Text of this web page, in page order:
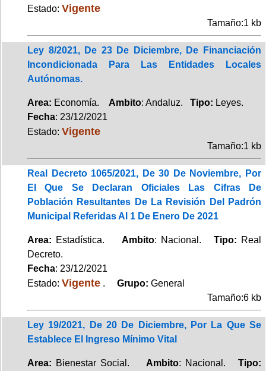
Estado: Vigente
Tamaño:1 kb
Ley 8/2021, De 23 De Diciembre, De Financiación
Incondicionada Para Las Entidades Locales
Autónomas.
Area: Economía. Ambito: Andaluz. Tipo: Leyes.
Fecha: 23/12/2021
Estado: Vigente
Tamaño:1 kb
Real Decreto 1065/2021, De 30 De Noviembre, Por
El Que Se Declaran Oficiales Las Cifras De
Población Resultantes De La Revisión Del Padrón
Municipal Referidas Al 1 De Enero De 2021
Area: Estadística. Ambito: Nacional. Tipo: Real
Decreto.
Fecha: 23/12/2021
Estado: Vigente . Grupo: General
Tamaño:6 kb
Ley 19/2021, De 20 De Diciembre, Por La Que Se
Establece El Ingreso Mínimo Vital
Area: Bienestar Social. Ambito: Nacional. Tipo: